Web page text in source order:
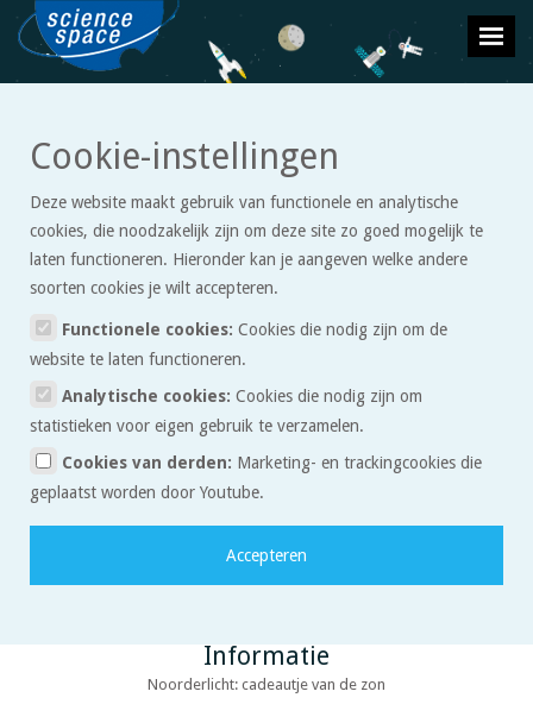
Heelal
De Aarde is slechts een klein bolletje in het enorme heelal. Om
ons heen vinden we planeten, sterren, nevels en
sterrenstelsels. Maar ondanks al deze objecten is het heelal
Informatie
Noorderlicht: cadeautje van de zon
Cookie-instellingen
Deze website maakt gebruik van functionele en analytische
cookies, die noodzakelijk zijn om deze site zo goed mogelijk te
laten functioneren. Hieronder kan je aangeven welke andere
soorten cookies je wilt accepteren.
Functionele cookies: Cookies die nodig zijn om de
website te laten functioneren.
Analytische cookies: Cookies die nodig zijn om
statistieken voor eigen gebruik te verzamelen.
Cookies van derden: Marketing- en trackingcookies die
geplaatst worden door Youtube.